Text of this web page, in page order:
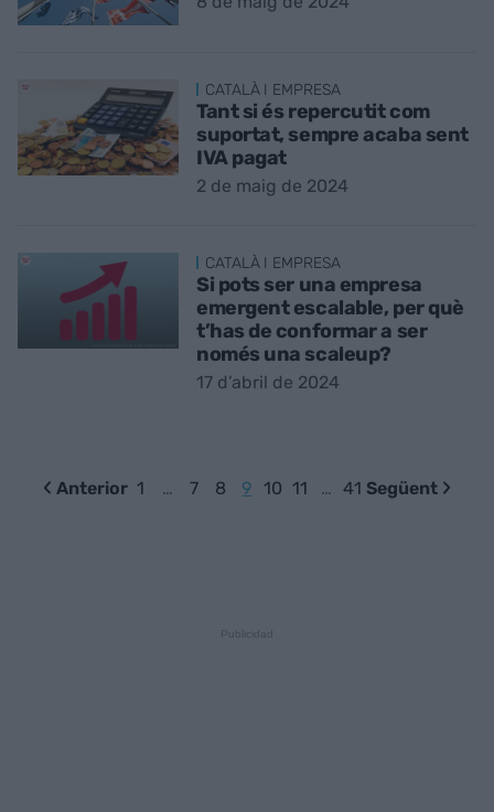
CATALÀ I EMPRESA
Tant si és repercutit com
suportat, sempre acaba sent
IVA pagat
2 de maig de 2024
CATALÀ I EMPRESA
Si pots ser una empresa
emergent escalable, per què
t’has de conformar a ser
només una scaleup?
17 d’abril de 2024
Anterior 1 … 7 8 9 10 11 … 41 Següent